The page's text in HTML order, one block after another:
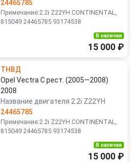
24465785
Примечание:2.2i Z22YH CONTINENTAL,
815049 24465785 93174538
В наличии
15 000 ₽
ТНВД
Opel Vectra C рест. (2005—2008)
2008
Название двигателя 2.2i Z22YH
24465785
Примечание:2.2i Z22YH CONTINENTAL,
815049 24465785 93174538
В наличии
15 000 ₽